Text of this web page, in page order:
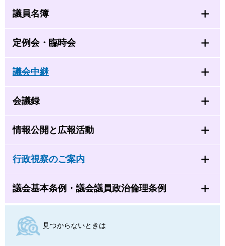
議員名簿
定例会・臨時会
議会中継
会議録
情報公開と広報活動
行政視察のご案内
議会基本条例・議会議員政治倫理条例
見つからないときは